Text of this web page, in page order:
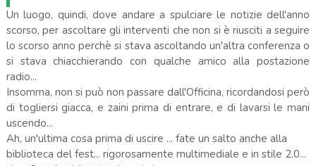
Un luogo, quindi, dove andare a spulciare le notizie dell'anno
scorso, per ascoltare gli interventi che non si è riusciti a seguire
lo scorso annoperchè si stava ascoltando un'altra conferenza o
si stava chiacchierando con qualche amico alla postazione
radio...
Insomma, non si può non passare dall'Officina, ricordandosi però
di togliersi giacca, e zaini prima di entrare, e di lavarsi le mani
uscendo...
Ah, un'ultima cosa prima di uscire ... fate un salto anche alla
biblioteca del fest... rigorosamente multimediale e in stile 2.0...